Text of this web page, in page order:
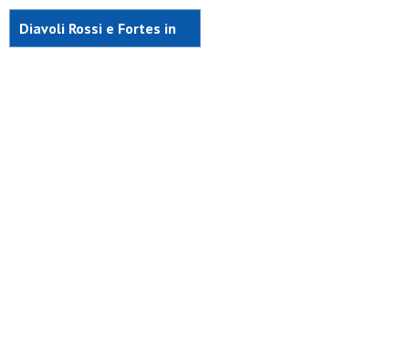
Diavoli Rossi e Fortes in